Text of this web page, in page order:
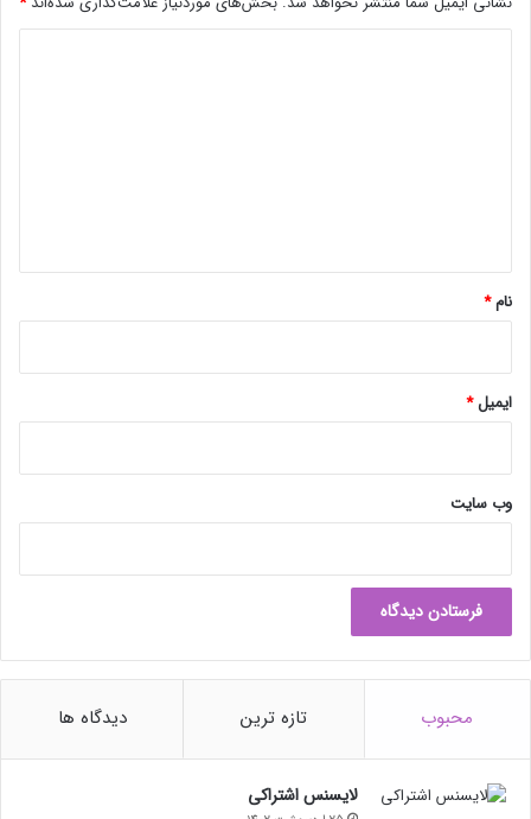
نام*
ایمیل*
وب‌ سایت
محبوب تازه ترین دیدگاه ها
لایسنس اشتراکی